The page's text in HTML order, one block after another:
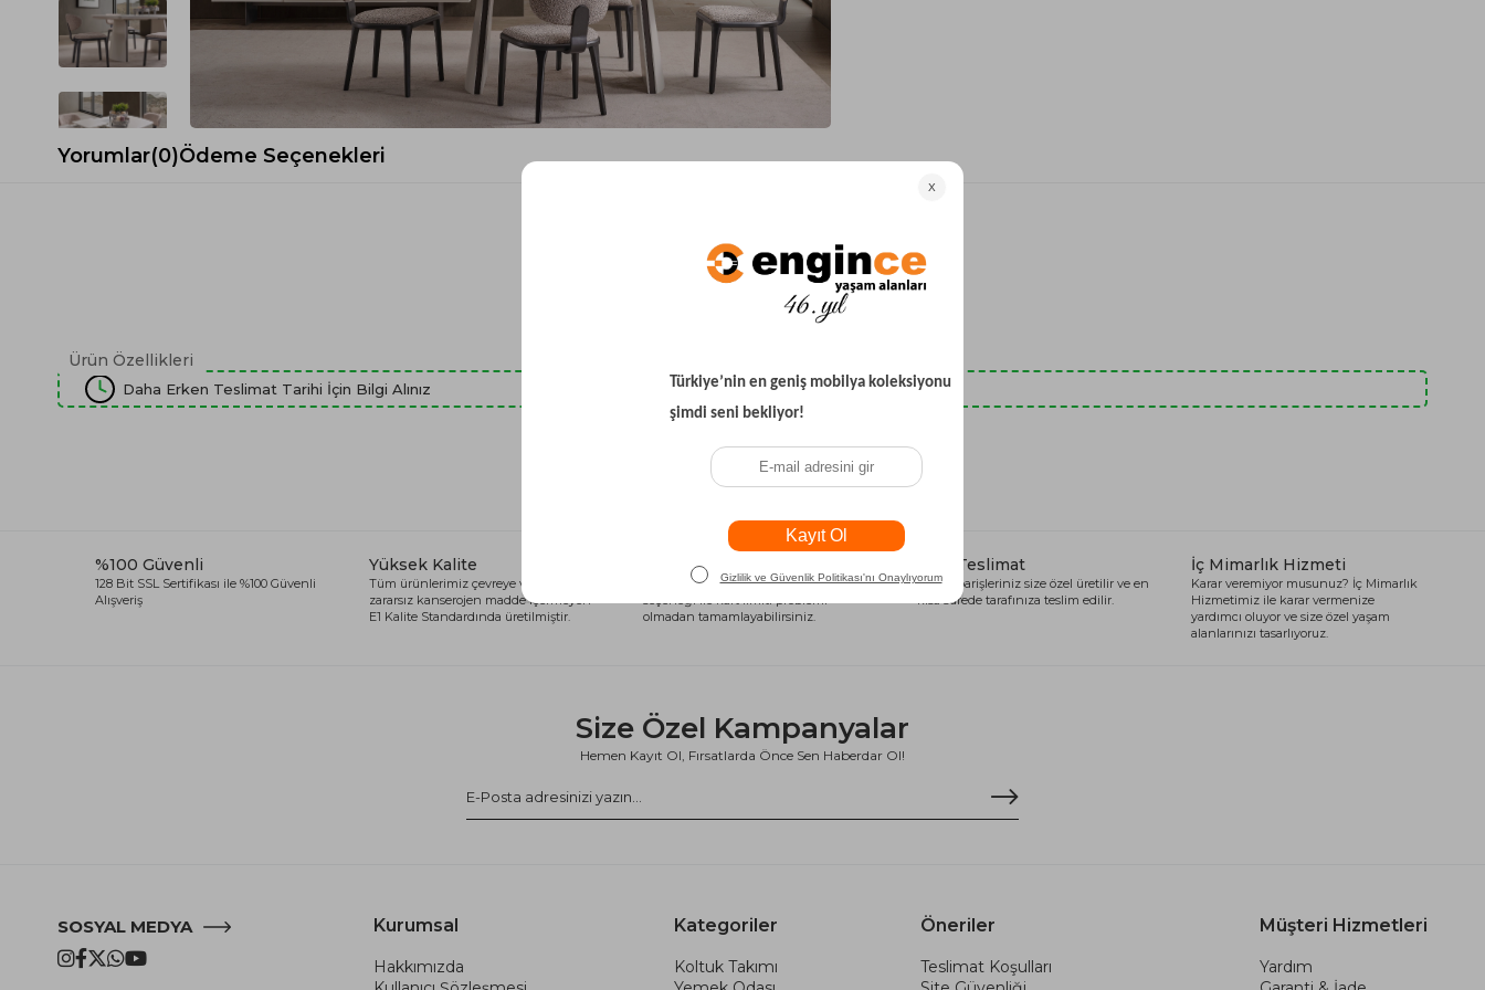
Spor Koltuk Takımı
Krem Koltuk Takımı
Büro Koltuk Takımı
Ev Tekstili
Gri TV Ünitesi
Beyaz TV Ünitesi
Siyah TV Ünitesi
Şömineli TV Ünitesi
Dresuar
Yataklı Koltuk
Köşe Koltuk
Modern Köşe Koltuk
Yorumlar(0)Ödeme Seçenekleri
Ürün Özellikleri
Daha Erken Teslimat Tarihi İçin Bilgi Alınız
Son Baktıklarınız
%100 Güvenli
128 Bit SSL Sertifikası ile %100 Güvenli
Alışveriş
Yüksek Kalite
Tüm ürünlerimiz çevreye ve sağlığa
zararsız kanserojen madde içermeyen
E1 Kalite Standardında üretilmiştir.
Alışveriş Kredisi
Siparişlerinizi anında alışveriş kredisi
seçeneği ile kart limiti problemi
olmadan tamamlayabilirsiniz.
Hızlı Teslimat
Tüm siparişleriniz size özel üretilir ve en
kısa sürede tarafınıza teslim edilir.
İç Mimarlık Hizmeti
Karar veremiyor musunuz? İç Mimarlık
Hizmetimiz ile karar vermenize
yardımcı oluyor ve size özel yaşam
alanlarınızı tasarlıyoruz.
Size Özel Kampanyalar
Hemen Kayıt Ol, Fırsatlarda Önce Sen Haberdar Ol!
SOSYAL MEDYA Kurumsal
Hakkımızda
Kategoriler
Koltuk Takımı
Öneriler
Teslimat Koşulları
Müşteri Hizmetleri
Yardım